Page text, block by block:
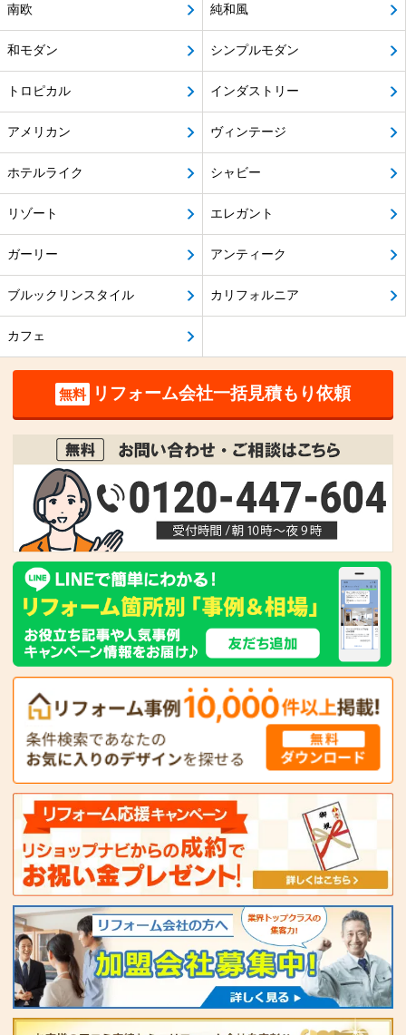
南欧 純和風
和モダン シンプルモダン
トロピカル インダストリー
アメリカン ヴィンテージ
ホテルライク シャビー
リゾート エレガント
ガーリー アンティーク
ブルックリンスタイル カリフォルニア
カフェ
無料 リフォーム会社一括見積もり依頼